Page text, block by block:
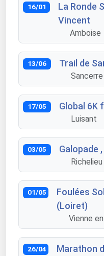
16/01
La Ronde
Vincent
Amboise
13/06 Trail de
Sancerre
17/05 Global 6K
Luisant
03/05 Galopade
Richelieu
01/05
Foulées
(Loiret)
Vienne
26/04
Marathon